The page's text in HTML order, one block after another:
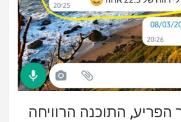
הפריע, התוכנה הרוויחה